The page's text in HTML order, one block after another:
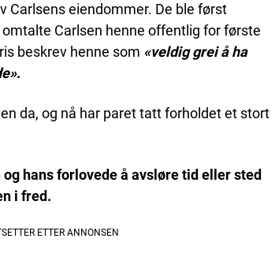
Carlsens eiendommer. De ble først
Carlsen henne offentlig for første
beskrev henne som «veldig grei å ha
.
da, og nå har paret tatt forholdet et stort
hans forlovede å avsløre tid eller sted
i fred.